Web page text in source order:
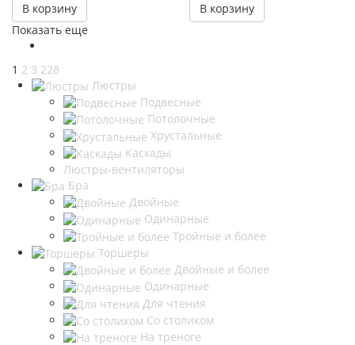
В корзину
В корзину
Показать еще
1 2 3 228
Люстры
Подвесные
Потолочные
Хрустальные
Каскады
Люстры-вентиляторы
Бра
Двойные
Одинарные
Тройные и более
Торшеры
Двойные и более
Одинарные
Для чтения
Со столиком
На треноге